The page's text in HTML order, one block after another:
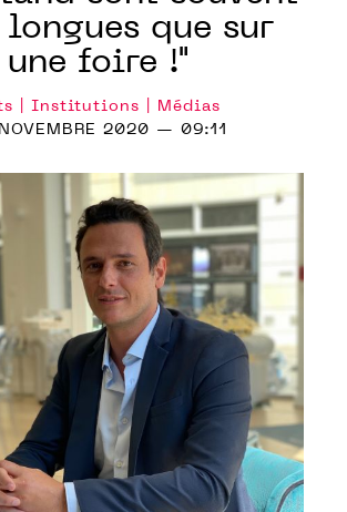
que sur
une foire !"
| Institutions | Médias
2020 — 09:11